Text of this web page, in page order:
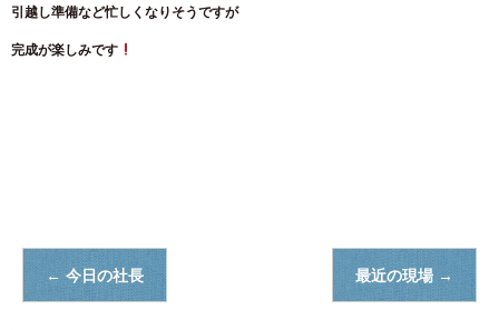
引越し準備など忙しくなりそうですが
完成が楽しみです
←今日の社長 最近の現場→